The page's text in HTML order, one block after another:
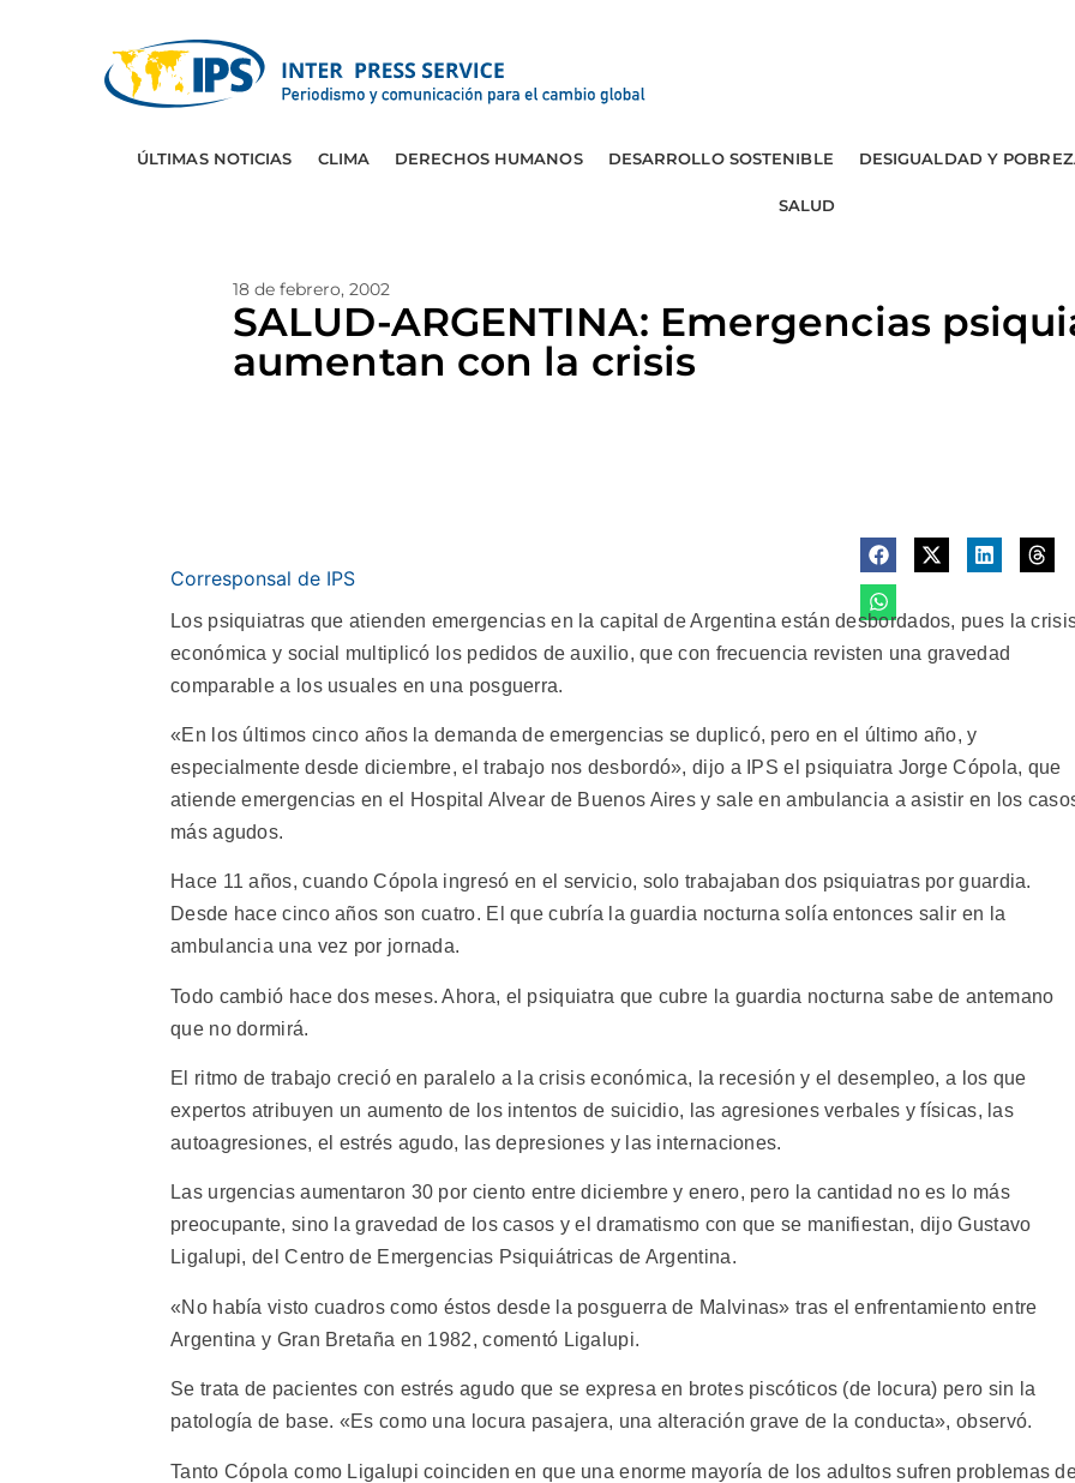
ÚLTIMAS NOTICIAS CLIMA DERECHOS HUMANOS DESARROLLO SOSTENIBLE DESIGUALDAD Y
SALUD
18 de febrero, 2002
SALUD-ARGENTINA: Emergencias
aumentan con la crisis
Corresponsal de IPS
Los psiquiatras que atienden emergencias en la capital de Argentina están desbordados, pues la
económica y social multiplicó los pedidos de auxilio, que con frecuencia revisten una gravedad
comparable a los usuales en una posguerra.
«En los últimos cinco años la demanda de emergencias se duplicó, pero en el último año, y
especialmente desde diciembre, el trabajo nos desbordó», dijo a IPS el psiquiatra Jorge Cópola, que
atiende emergencias en el Hospital Alvear de Buenos Aires y sale en ambulancia a asistir en los
más agudos.
Hace 11 años, cuando Cópola ingresó en el servicio, solo trabajaban dos psiquiatras por guardia.
Desde hace cinco años son cuatro. El que cubría la guardia nocturna solía entonces salir en la
ambulancia una vez por jornada.
Todo cambió hace dos meses. Ahora, el psiquiatra que cubre la guardia nocturna sabe de antemano
que no dormirá.
El ritmo de trabajo creció en paralelo a la crisis económica, la recesión y el desempleo, a los que
expertos atribuyen un aumento de los intentos de suicidio, las agresiones verbales y físicas, las
autoagresiones, el estrés agudo, las depresiones y las internaciones.
Las urgencias aumentaron 30 por ciento entre diciembre y enero, pero la cantidad no es lo más
preocupante, sino la gravedad de los casos y el dramatismo con que se manifiestan, dijo Gustavo
Ligalupi, del Centro de Emergencias Psiquiátricas de Argentina.
«No había visto cuadros como éstos desde la posguerra de Malvinas» tras el enfrentamiento entre
Argentina y Gran Bretaña en 1982, comentó Ligalupi.
Se trata de pacientes con estrés agudo que se expresa en brotes piscóticos (de locura) pero sin la
patología de base. «Es como una locura pasajera, una alteración grave de la conducta», observó.
Tanto Cópola como Ligalupi coinciden en que una enorme mayoría de los adultos sufren problemas